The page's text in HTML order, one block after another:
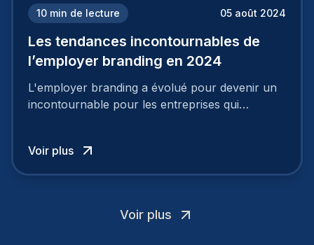
10 min de lecture 05 août 2024
Les tendances incontournables de
l’employer branding en 2024
L'employer branding a évolué pour devenir un
incontournable pour les entreprises qui
Voir plus
Voir plus